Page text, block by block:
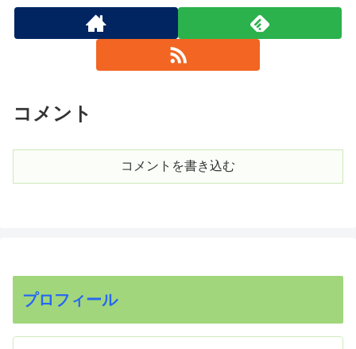
コメント
コメントを書き込む
プロフィール